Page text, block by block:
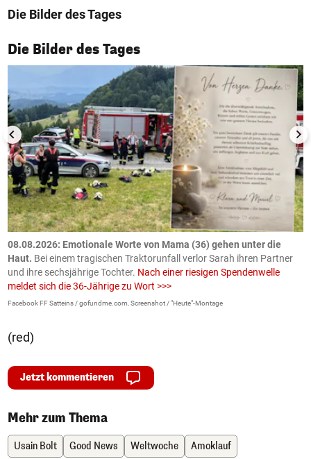
Die Bilder des Tages
Die Bilder des Tages
1/50
08.08.2026: Emotionale Worte von Mama (36) gehen unter die
Haut. Bei einem tragischen Traktorunfall verlor Sarah ihren Partner
und ihre sechsjährige Tochter. Nach einer riesigen Spendenwelle
meldet sich die 36-Jährige zu Wort >>>
Facebook FF Satteins / gofundme.com, Screenshot / "Heute"-Montage
(red)
Jetzt kommentieren
Mehr zum Thema
Usain Bolt Good News Weltwoche Amoklauf